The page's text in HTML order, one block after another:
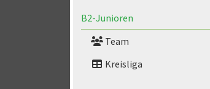
B2-Junioren
Team
Kreisliga